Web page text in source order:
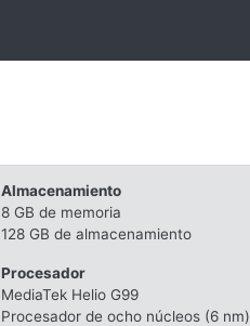
Almacenamiento
8 GB de memoria
128 GB de almacenamiento
Procesador
MediaTek Helio G99
Procesador de ocho núcleos (6 nm)